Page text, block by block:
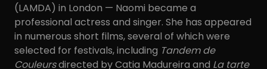
(LAMDA) in London — Naomi became a
professional actress and singer. She has appeared
in numerous short films, several of which were
selected for festivals, including Tandem de
Couleursdirected by Catia Madureira and La tarte